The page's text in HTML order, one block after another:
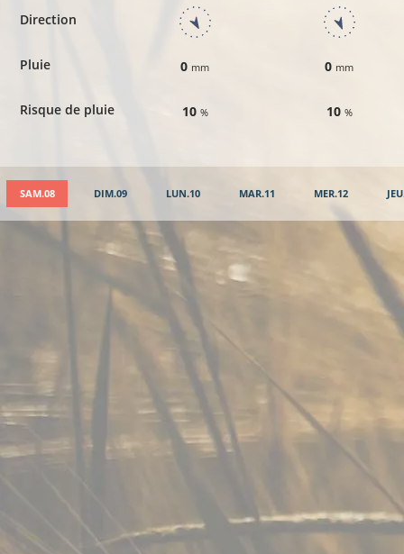
Direction
Pluie
Risque de pluie
0 mm
10 %
0 mm
10 %
SAM.08 DIM.09 LUN.10 MAR.11 MER.12